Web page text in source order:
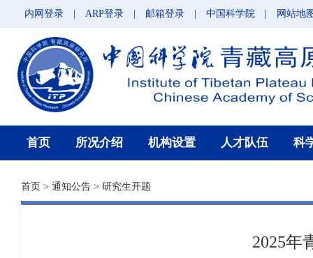
内网登录 ARP登录 邮箱登录 中国科学院 网站地
首页 所况介绍 机构设置 人才队伍 科
首页 > 通知公告 > 研究生开题
2025年